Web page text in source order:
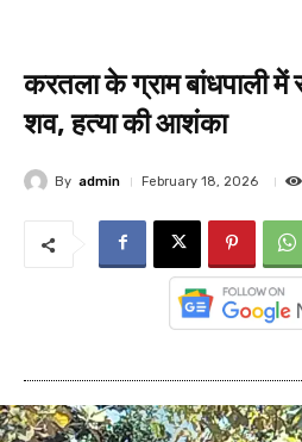
करतला के ग्राम बांधपाली में
शव, हत्या की आशंका
By admin February 18, 2026